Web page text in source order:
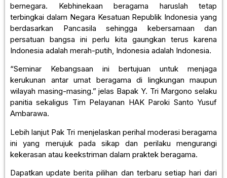
bernegara. Kebhinekaan beragama haruslah tetap
terbingkai dalam Negara Kesatuan Republik Indonesia yang
berdasarkan Pancasila sehingga kebersamaan dan
persatuan bangsa ini perlu kita gaungkan terus karena
Indonesia adalah merah-putih, Indonesia adalah Indonesia.
“Seminar Kebangsaan ini bertujuan untuk menjaga
kerukunan antar umat beragama di lingkungan maupun
wilayah masing-masing.” jelas Bapak Y. Tri Margono selaku
panitia sekaligus Tim Pelayanan HAK Paroki Santo Yusuf
Ambarawa.
Lebih lanjut Pak Tri menjelaskan perihal moderasi beragama
ini yang merujuk pada sikap dan perilaku mengurangi
kekerasan atau keekstriman dalam praktek beragama.
Dapatkan update berita pilihan dan terbaru setiap hari dari